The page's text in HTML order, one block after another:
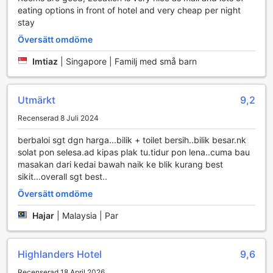
denna tjänst kan du koppla av och låta hotellets
professionella chaufförer ta hand om transporten, vilket ger
dig mer tid att njuta av den fantastiska naturen och de
vackra omgivningarna.
För de som vill utforska de natursköna omgivningarna
ger dig möjlighet att upptäcka de dolda skatterna i
Cameron Highlands. Dessutom finns det en taxi service
tillgänglig för att underlätta dina resor till olika destinationer
i området. För dem som föredrar att köra själva, erbjuder
hotellet självparkering, även om parkeringavgifter kan
tillkomma. Med dessa transportalternativ är Highlanders
Hotel den perfekta basen för att utforska allt som denna
fantastiska region har att erbjuda.
Rumfaciliteter på Highlanders Hotel
På Highlanders Hotel i Cameron Highlands kan du förvänta
dig en bekväm och avkopplande vistelse med välutrustade
rum som erbjuder allt du behöver för en minnesvärd
upplevelse. Varje rum är utrustat med en modern TV med
eating options in front of hotel and very cheap per night
stay
Översätt omdöme
Imtiaz Singapore | Familj med små barn
Utmärkt 9,2
Recenserad 8 Juli 2024
berbaloi sgt dgn harga...bilik + toilet bersih..bilik besar.nk
solat pon selesa.ad kipas plak tu.tidur pon lena..cuma bau
masakan dari kedai bawah naik ke blik kurang best
sikit...overall sgt best..
Översätt omdöme
Hajar Malaysia | Par
Highlanders Hotel 9,6